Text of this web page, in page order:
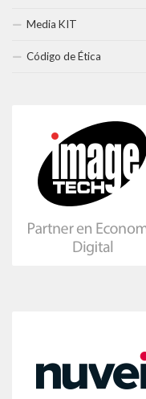
Media KIT
Código de Ética